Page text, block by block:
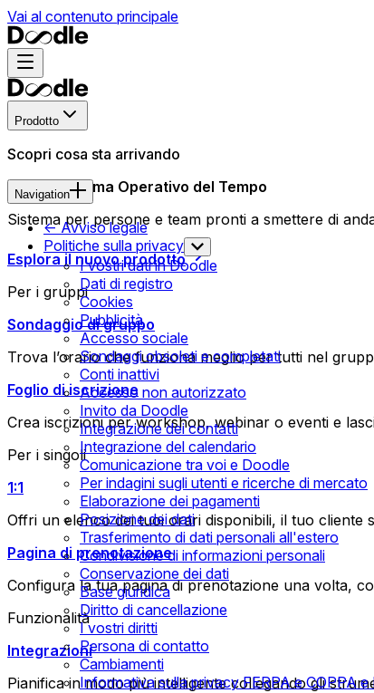
Vai al contenuto principale
Prodotto
Scopri cosa sta arrivando
Nuovo Sistema Operativo del Tempo
Sistema per persone e team pronti a smettere di
Esplora il nuovo prodotto
Per i gruppi
Sondaggio di gruppo
Trova l’orario che funziona meglio per tutti nel
Foglio di iscrizione
Crea iscrizioni per workshop, webinar o eventi e
Per i singoli
1:1
Offri un elenco dei tuoi orari disponibili, il tuo cliente
Pagina di prenotazione
Configura la tua pagina di prenotazione una volta,
Funzionalità
Integrazioni
Pianifica in modo più intelligente collegando gli
Navigation
<- Avviso legale
Politiche sulla privacy
I vostri dati in Doodle
Dati di registro
Cookies
Pubblicità
Accesso sociale
Sondaggi obsoleti e completati
Conti inattivi
Accesso non autorizzato
Invito da Doodle
Integrazione dei contatti
Integrazione del calendario
Comunicazione tra voi e Doodle
Per indagini sugli utenti e ricerche di mercato
Elaborazione dei pagamenti
Posizione dei dati
Trasferimento di dati personali all'estero
Condivisione di informazioni personali
Conservazione dei dati
Base giuridica
Diritto di cancellazione
I vostri diritti
Persona di contatto
Cambiamenti
Informativa sulla privacy FERPA e COPPA